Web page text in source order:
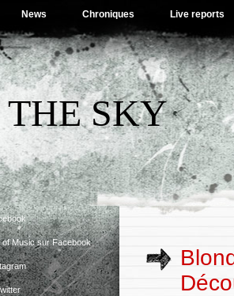
News Chroniques Live reports
SKY
Music sur Facebook